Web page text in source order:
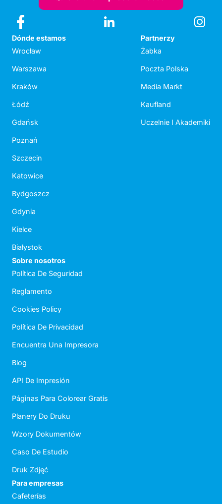
Dónde estamos
Wrocław
Warszawa
Kraków
Łódź
Gdańsk
Poznań
Szczecin
Katowice
Bydgoszcz
Gdynia
Kielce
Białystok
Partnerzy
Żabka
Poczta Polska
Media Markt
Kaufland
Uczelnie I Akademiki
Sobre nosotros
Política De Seguridad
Reglamento
Cookies Policy
Política De Privacidad
Encuentra Una Impresora
Blog
API De Impresión
Páginas Para Colorear Gratis
Planery Do Druku
Wzory Dokumentów
Caso De Estudio
Druk Zdjęć
Para empresas
Cafeterías